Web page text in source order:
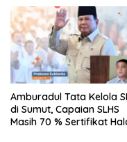
Amburadul Tata Kelola
di Sumut, Capaian SLHS
Masih 70 % Sertifikat